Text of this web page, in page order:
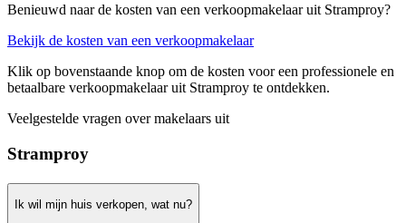
Benieuwd naar de kosten van een verkoopmakelaar uit Stramproy?
Bekijk de kosten van een verkoopmakelaar
Klik op bovenstaande knop om de kosten voor een professionele en
betaalbare verkoopmakelaar uit Stramproy te ontdekken.
Veelgestelde vragen over makelaars uit
Stramproy
Ik wil mijn huis verkopen, wat nu?